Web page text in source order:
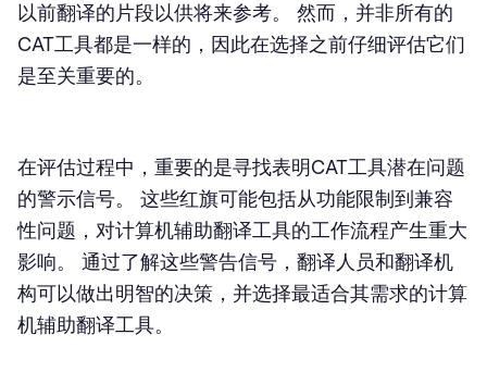
以前翻译的片段以供将来参考。 然而，并非所有的
CAT工具都是一样的，因此在选择之前仔细评估它们
是至关重要的。
在评估过程中，重要的是寻找表明CAT工具潜在问题
的警示信号。 这些红旗可能包括从功能限制到兼容
性问题，对计算机辅助翻译工具的工作流程产生重大
影响。 通过了解这些警告信号，翻译人员和翻译机
构可以做出明智的决策，并选择最适合其需求的计算
机辅助翻译工具。